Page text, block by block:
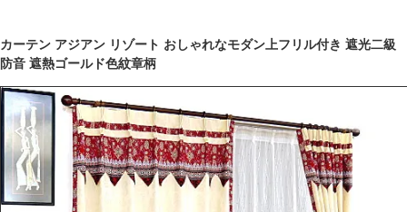
カーテン アジアン リゾート おしゃれなモダン上フリル付き 遮光二級
防音 遮熱ゴールド色紋章柄